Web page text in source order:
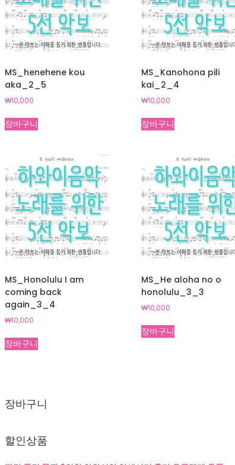
MS_henehene kou
aka_2_5
₩10,000
장바구니
MS_Kanohona pili
kai_2_4
₩10,000
장바구니
MS_Honolulu I am
coming back
again_3_4
₩10,000
장바구니
MS_He aloha no o
honolulu_3_3
₩10,000
장바구니
장바구니
할인상품